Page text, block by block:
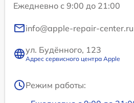
Ежедневно с 9:00 до 21:00
info@apple-repair-center.ru
ул. Будённого, 123
Адрес сервисного центра Apple
Режим работы: